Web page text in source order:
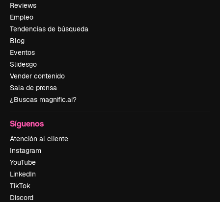
Reviews
Empleo
Tendencias de búsqueda
Blog
Eventos
Slidesgo
Vender contenido
Sala de prensa
¿Buscas magnific.ai?
Síguenos
Atención al cliente
Instagram
YouTube
LinkedIn
TikTok
Discord